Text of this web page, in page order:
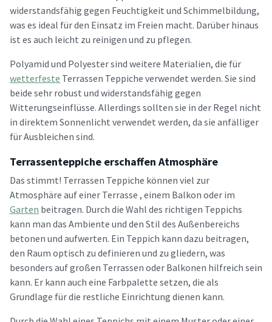
widerstandsfähig gegen Feuchtigkeit und Schimmelbildung,
was es ideal für den Einsatz im Freien macht. Darüber hinaus
ist es auch leicht zu reinigen und zu pflegen.
Polyamid und Polyester sind weitere Materialien, die für
wetterfeste Terrassen Teppiche verwendet werden. Sie sind
beide sehr robust und widerstandsfähig gegen
Witterungseinflüsse. Allerdings sollten sie in der Regel nicht
in direktem Sonnenlicht verwendet werden, da sie anfälliger
für Ausbleichen sind.
Terrassenteppiche erschaffen Atmosphäre
Das stimmt! Terrassen Teppiche können viel zur
Atmosphäre auf einer Terrasse , einem Balkon oder im
Garten beitragen. Durch die Wahl des richtigen Teppichs
kann man das Ambiente und den Stil des Außenbereichs
betonen und aufwerten. Ein Teppich kann dazu beitragen,
den Raum optisch zu definieren und zu gliedern, was
besonders auf großen Terrassen oder Balkonen hilfreich sein
kann. Er kann auch eine Farbpalette setzen, die als
Grundlage für die restliche Einrichtung dienen kann.